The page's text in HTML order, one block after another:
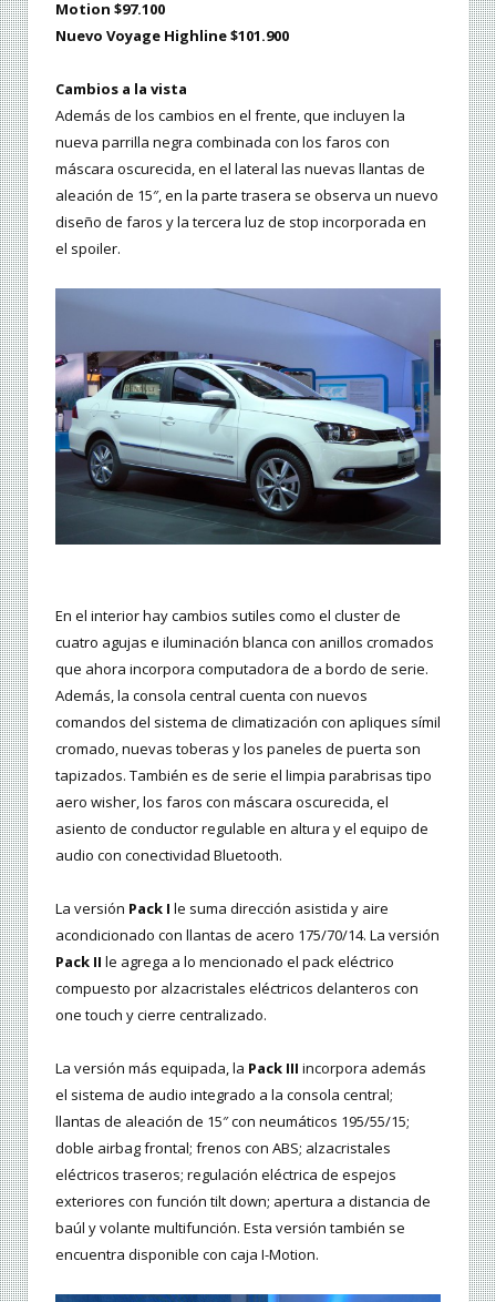
Motion $97.100
Nuevo Voyage Highline $101.900
Cambios a la vista
Además de los cambios en el frente, que incluyen la
nueva parrilla negra combinada con los faros con
máscara oscurecida, en el lateral las nuevas llantas de
aleación de 15″, en la parte trasera se observa un nuevo
diseño de faros y la tercera luz de stop incorporada en
el spoiler.
En el interior hay cambios sutiles como el cluster de
cuatro agujas e iluminación blanca con anillos cromados
que ahora incorpora computadora de a bordo de serie.
Además, la consola central cuenta con nuevos
comandos del sistema de climatización con apliques símil
cromado, nuevas toberas y los paneles de puerta son
tapizados. También es de serie el limpia parabrisas tipo
aero wisher, los faros con máscara oscurecida, el
asiento de conductor regulable en altura y el equipo de
audio con conectividad Bluetooth.
La versión Pack I le suma dirección asistida y aire
acondicionado con llantas de acero 175/70/14. La versión
Pack II le agrega a lo mencionado el pack eléctrico
compuesto por alzacristales eléctricos delanteros con
one touch y cierre centralizado.
La versión más equipada, la Pack III incorpora además
el sistema de audio integrado a la consola central;
llantas de aleación de 15″ con neumáticos 195/55/15;
doble airbag frontal; frenos con ABS; alzacristales
eléctricos traseros; regulación eléctrica de espejos
exteriores con función tilt down; apertura a distancia de
baúl y volante multifunción. Esta versión también se
encuentra disponible con caja I-Motion.